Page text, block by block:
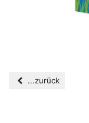
...zurück